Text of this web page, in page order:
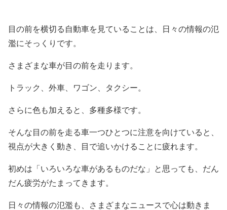
目の前を横切る自動車を見ていることは、日々の情報の氾
濫にそっくりです。
さまざまな車が目の前を走ります。
トラック、外車、ワゴン、タクシー。
さらに色も加えると、多種多様です。
そんな目の前を走る車一つひとつに注意を向けていると、
視点が大きく動き、目で追いかけることに疲れます。
初めは「いろいろな車があるものだな」と思っても、だん
だん疲労がたまってきます。
日々の情報の氾濫も、さまざまなニュースで心は動きま